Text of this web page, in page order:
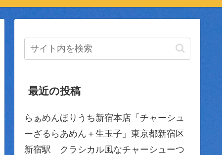
最近の投稿
らぁめんほりうち新宿本店「チャーシュ
ーざるらあめん＋生玉子」東京都新宿区
新宿駅 クラシカル風なチャーシューつ